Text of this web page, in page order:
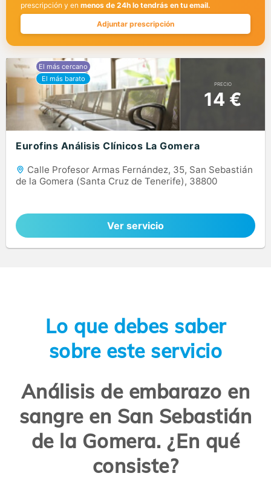
prescripción y en menos de 24h lo tendrás en tu email.
Adjuntar prescripción
PRECIO
14 €
Eurofins Análisis Clínicos La Gomera
Calle Profesor Armas Fernández, 35, San Sebastián
de la Gomera (Santa Cruz de Tenerife), 38800
Ver servicio
Lo que debes saber
sobre este servicio
Análisis de embarazo en
sangre en San Sebastián
de la Gomera. ¿En qué
consiste?